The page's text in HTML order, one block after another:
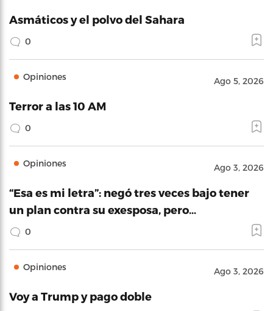
Asmáticos y el polvo del Sahara
0
Opiniones Ago 5, 2026
Terror a las 10 AM
0
Opiniones Ago 3, 2026
“Esa es mi letra”: negó tres veces bajo tener
un plan contra su exesposa, pero…
0
Opiniones Ago 3, 2026
Voy a Trump y pago doble